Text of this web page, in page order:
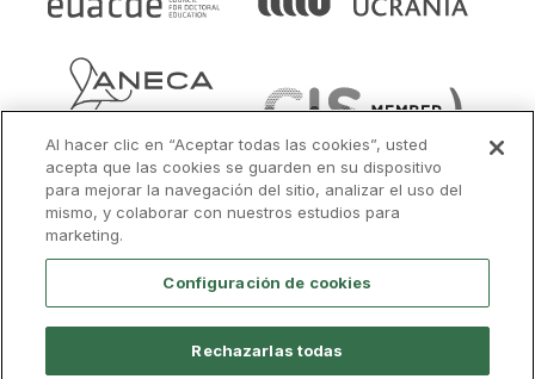
Al hacer clic en “Aceptar todas las cookies”, usted
acepta que las cookies se guarden en su dispositivo
para mejorar la navegación del sitio, analizar el uso del
mismo, y colaborar con nuestros estudios para
marketing.
Configuración de cookies
Rechazarlas todas